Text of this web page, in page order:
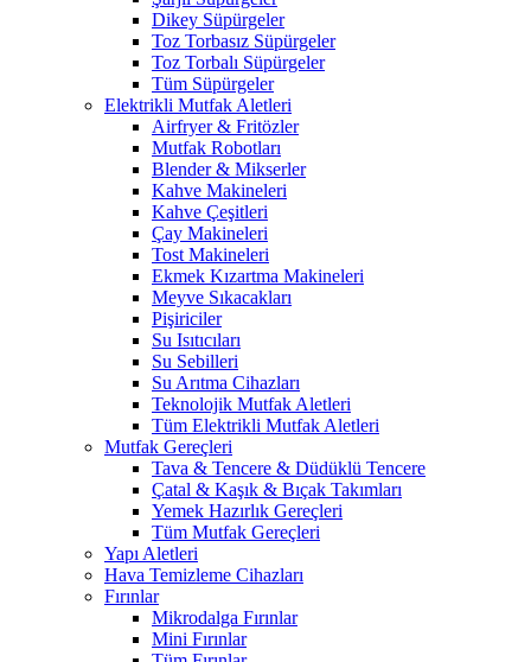
Dikey Süpürgeler
Toz Torbasız Süpürgeler
Toz Torbalı Süpürgeler
Tüm Süpürgeler
Elektrikli Mutfak Aletleri
Airfryer & Fritözler
Mutfak Robotları
Blender & Mikserler
Kahve Makineleri
Kahve Çeşitleri
Çay Makineleri
Tost Makineleri
Ekmek Kızartma Makineleri
Meyve Sıkacakları
Pişiriciler
Su Isıtıcıları
Su Sebilleri
Su Arıtma Cihazları
Teknolojik Mutfak Aletleri
Tüm Elektrikli Mutfak Aletleri
Mutfak Gereçleri
Tava & Tencere & Düdüklü Tencere
Çatal & Kaşık & Bıçak Takımları
Yemek Hazırlık Gereçleri
Tüm Mutfak Gereçleri
Yapı Aletleri
Hava Temizleme Cihazları
Fırınlar
Mikrodalga Fırınlar
Mini Fırınlar